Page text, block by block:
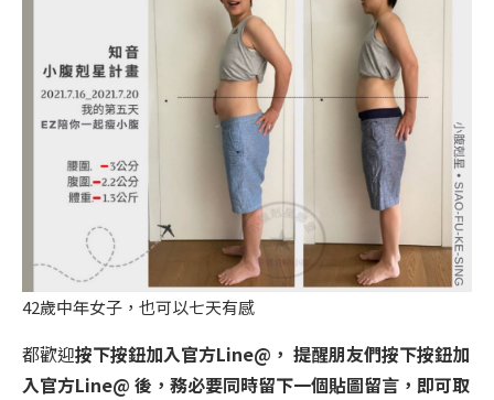
42歲中年女子，也可以七天有感
都歡迎按下按鈕加入官方Line@， 提醒朋友們按下按鈕加
入官方Line@ 後，務必要同時留下一個貼圖留言，即可取